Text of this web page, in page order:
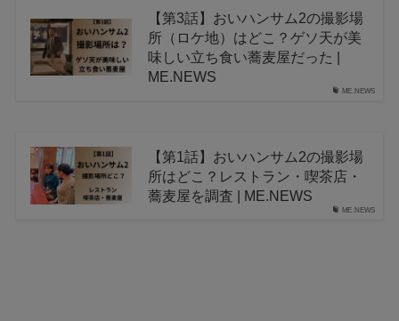
ME.NEWS
【第3話】おいハンサム2の撮影場
所（ロケ地）はどこ？ゲソ天が美
味しい立ち食い蕎麦屋だった |
ME.NEWS
ME.NEWS
【第1話】おいハンサム2の撮影場
所はどこ？レストラン・喫茶店・
蕎麦屋を調査 | ME.NEWS